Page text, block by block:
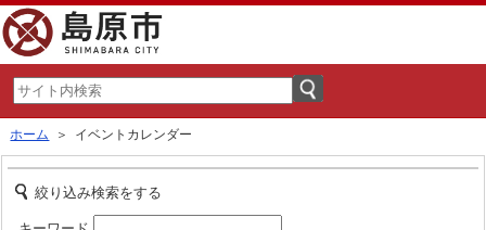
ホーム ＞ イベントカレンダー
絞り込み検索をする